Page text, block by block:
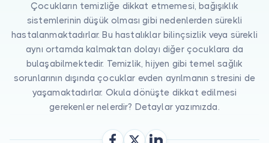
Hakkımızda
Hastalar için
Doktorlar için
Çocukların temizliğe dikkat etmemesi, bağışıklık
sistemlerinin düşük olması gibi nedenlerden sürekli
hastalanmaktadırlar. Bu hastalıklar bilinçsizlik veya sürekli
aynı ortamda kalmaktan dolayı diğer çocuklara da
bulaşabilmektedir. Temizlik, hijyen gibi temel sağlık
sorunlarının dışında çocuklar evden ayrılmanın stresini de
yaşamaktadırlar. Okula dönüşte dikkat edilmesi
gerekenler nelerdir? Detaylar yazımızda.